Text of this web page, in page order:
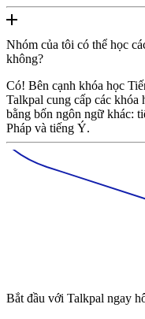
Nhóm của tôi có thể học
không?
Có! Bên cạnh khóa học
Talkpal cung cấp các khóa
bằng bốn ngôn ngữ khác:
Pháp và tiếng Ý.
Bắt đầu với Talkpal ngay